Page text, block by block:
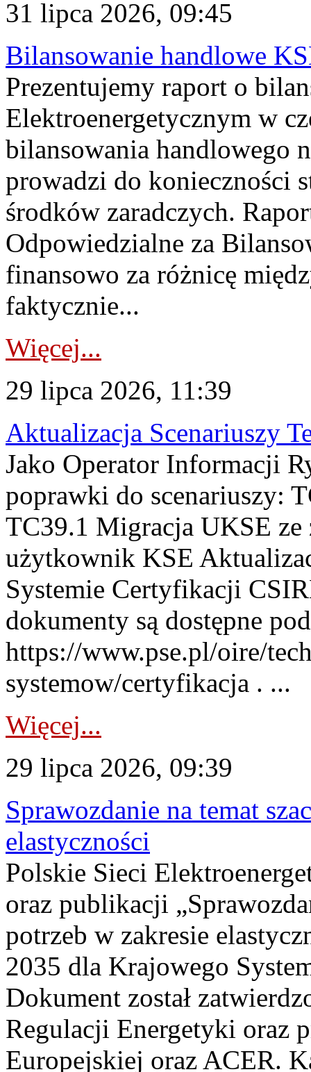
31 lipca 2026, 09:45
Bilansowanie handlowe
Prezentujemy raport o
Elektroenergetycznym w
bilansowania handlowego
prowadzi do konieczności
środków zaradczych.
Odpowiedzialne za
finansowo za różnicę
faktycznie...
Więcej...
29 lipca 2026, 11:39
Aktualizacja Scenariuszy
Jako Operator Informacji
poprawki do scenariuszy:
TC39.1 Migracja UKSE
użytkownik KSE
Systemie Certyfikacji
dokumenty są dostępne
https://www.pse.pl/oire/
systemow/certyfikacja . ...
Więcej...
29 lipca 2026, 09:39
Sprawozdanie na temat
elastyczności
Polskie Sieci
oraz publikacji
potrzeb w zakresie
2035 dla Krajowego
Dokument został
Regulacji Energetyki oraz
Europejskiej oraz ACER.